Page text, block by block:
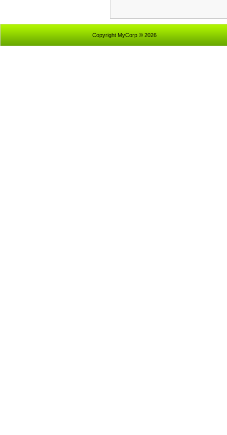
Copyright MyCorp © 2026